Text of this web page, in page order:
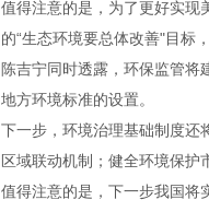
值得注意的是，为了更好实现
的“生态环境要总体改善"目标
陈吉宁同时透露，环保监管
地方环境标准的设置。
下一步，环境治理基础制度还
区域联动机制；健全环境保护
值得注意的是，下一步我国将